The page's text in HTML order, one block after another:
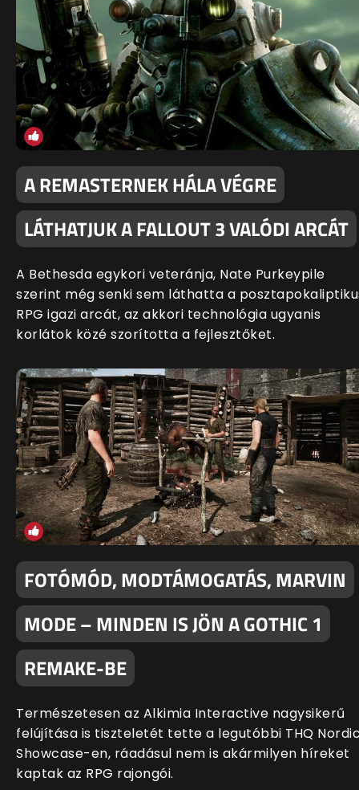
A REMASTERNEK HÁLA VÉGRE
LÁTHATJUK A FALLOUT 3 VALÓDI ARCÁT
A Bethesda egykori veteránja, Nate Purkeypile
szerint még senki sem láthatta a
RPG igazi arcát, az akkori technológia ugyanis
korlátok közé szorította a fejlesztőket.
FOTÓMÓD, MODTÁMOGATÁS, MARVIN
MODE – MINDEN IS JÖN A GOTHIC 1
REMAKE-BE
Természetesen az Alkimia Interactive nagysikerű
felújítása is tiszteletét tette a legutóbbi THQ
Showcase-en, ráadásul nem is akármilyen híreket
kaptak az RPG rajongói.